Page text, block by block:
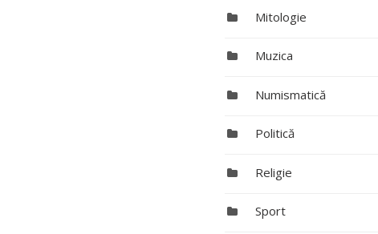
Mitologie
Muzica
Numismatică
Politică
Religie
Sport